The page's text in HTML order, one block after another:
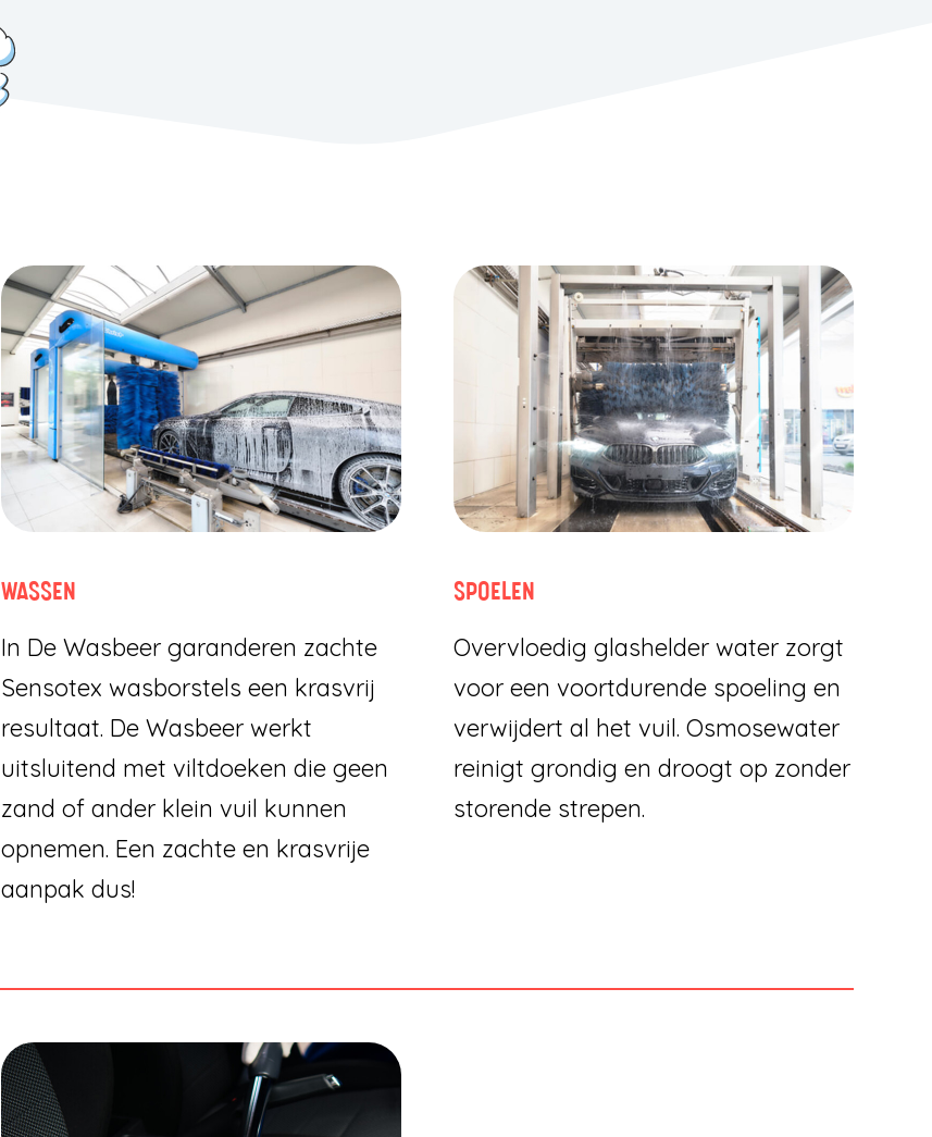
WASSEN
In De Wasbeer garanderen zachte
Sensotex wasborstels een krasvrij
resultaat. De Wasbeer werkt
uitsluitend met viltdoeken die geen
zand of ander klein vuil kunnen
opnemen. Een zachte en krasvrije
aanpak dus!
SPOELEN
Overvloedig glashelder water zorgt
voor een voortdurende spoeling en
verwijdert al het vuil. Osmosewater
reinigt grondig en droogt op zonder
storende strepen.